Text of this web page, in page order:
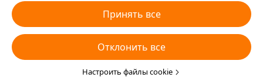
с которыми мы работаем, будем хранить куки-файлы и
использовать аналогичные технологии на вашем
устройстве в рекламных целях. Вы также можете выбрать
«Отклонить все», чтобы отклонить все необязательные
куки-файлы, или выбрать, какие типы куки-файлов
необходимо принять или отклонить. Для этого нажмите
Принять все
Отклонить все
Настроить файлы cookie